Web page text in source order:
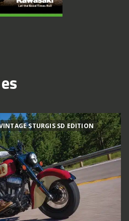
STURGIS SD EDITION